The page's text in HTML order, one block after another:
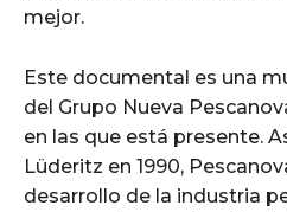
mejor.
Este documental es una
del Grupo Nueva
en las que está presente.
Lüderitz en 1990,
desarrollo de la industria